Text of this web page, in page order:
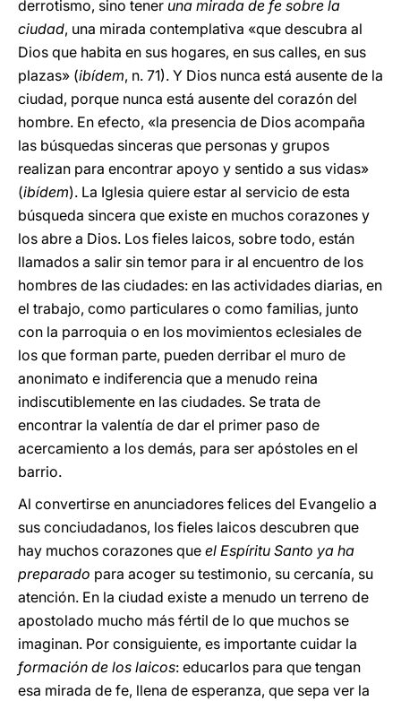
derrotismo, sino tener una mirada de fe sobre la
ciudad, una mirada contemplativa «que descubra al
Dios que habita en sus hogares, en sus calles, en sus
plazas» (ibídem, n. 71). Y Dios nunca está ausente de la
ciudad, porque nunca está ausente del corazón del
hombre. En efecto, «la presencia de Dios acompaña
las búsquedas sinceras que personas y grupos
realizan para encontrar apoyo y sentido a sus vidas»
(ibídem). La Iglesia quiere estar al servicio de esta
búsqueda sincera que existe en muchos corazones y
los abre a Dios. Los fieles laicos, sobre todo, están
llamados a salir sin temor para ir al encuentro de los
hombres de las ciudades: en las actividades diarias, en
el trabajo, como particulares o como familias, junto
con la parroquia o en los movimientos eclesiales de
los que forman parte, pueden derribar el muro de
anonimato e indiferencia que a menudo reina
indiscutiblemente en las ciudades. Se trata de
encontrar la valentía de dar el primer paso de
acercamiento a los demás, para ser apóstoles en el
barrio.
Al convertirse en anunciadores felices del Evangelio a
sus conciudadanos, los fieles laicos descubren que
hay muchos corazones que el Espíritu Santo ya ha
preparado para acoger su testimonio, su cercanía, su
atención. En la ciudad existe a menudo un terreno de
apostolado mucho más fértil de lo que muchos se
imaginan. Por consiguiente, es importante cuidar la
formación de los laicos: educarlos para que tengan
esa mirada de fe, llena de esperanza, que sepa ver la